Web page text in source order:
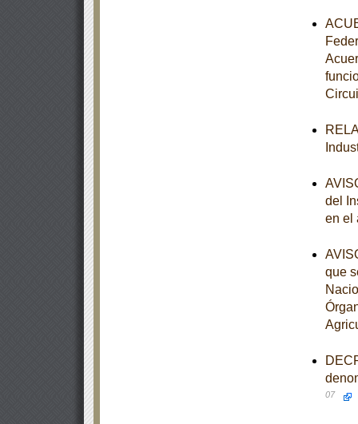
del
en el
que
07